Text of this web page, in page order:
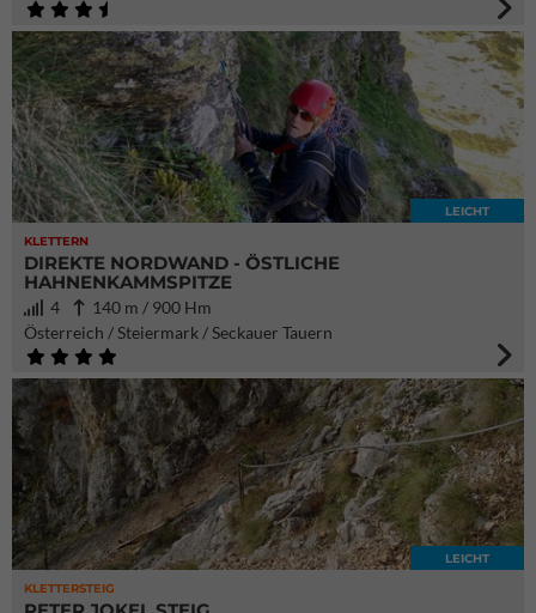
KLETTERN
LEICHT
DIREKTE NORDWAND - ÖSTLICHE
HAHNENKAMMSPITZE
4
140 m / 900 Hm
Österreich / Steiermark / Seckauer Tauern
KLETTERSTEIG
LEICHT